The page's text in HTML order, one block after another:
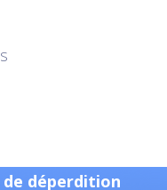
de déperdition